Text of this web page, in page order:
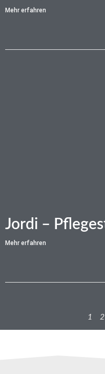
Mehr erfahren
Jordi –
Mehr erfahren
1 2